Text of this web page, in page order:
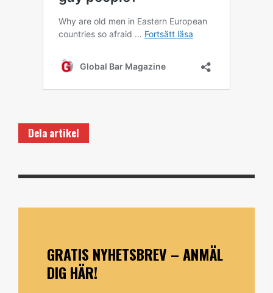
Dela artikel
GRATIS NYHETSBREV – ANMÄL
DIG HÄR!